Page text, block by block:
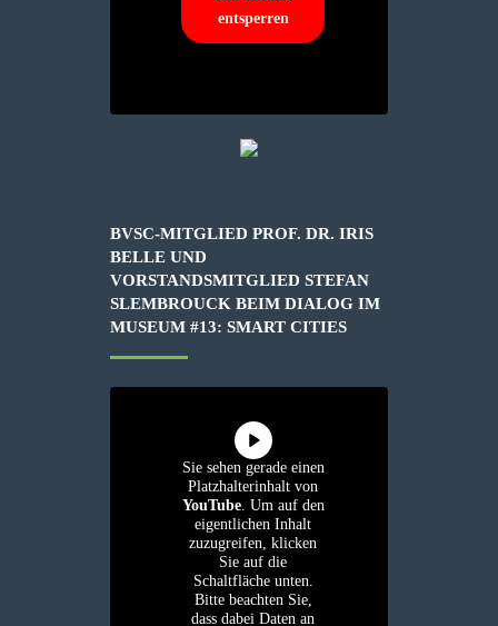
entsperren
BVSC-MITGLIED PROF. DR. IRIS
BELLE UND
VORSTANDSMITGLIED STEFAN
SLEMBROUCK BEIM DIALOG IM
MUSEUM #13: SMART CITIES
Sie sehen gerade einen
Platzhalterinhalt von
YouTube. Um auf den
eigentlichen Inhalt
zuzugreifen, klicken
Sie auf die
Schaltfläche unten.
Bitte beachten Sie,
dass dabei Daten an